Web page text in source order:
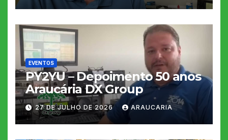
EVENTOS
PY2YU – Depoimento 50 anos
Araucária DX Group
27 DE JULHO DE 2026 ARAUCARIA